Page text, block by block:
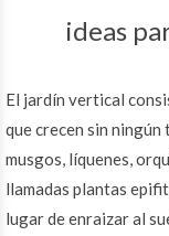
ideas
El jardín vertical
que crecen sin ningún
musgos, líquenes,
llamadas plantas
lugar de enraizar al